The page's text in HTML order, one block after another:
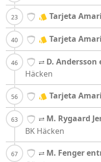
Tarjeta
Tarjeta
D.
Häcken
Tarjeta
M. Rygaard
BK Häcken
M. Fenger